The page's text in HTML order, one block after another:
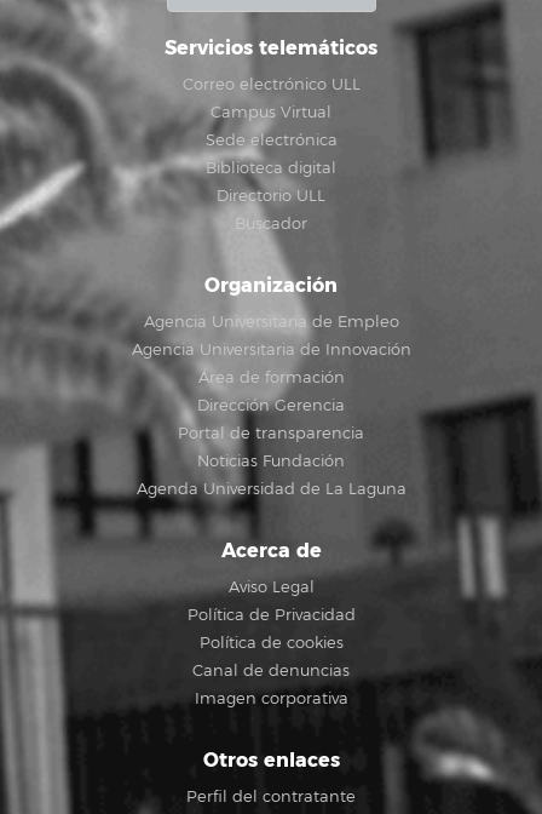
Servicios telemáticos
Correo electrónico ULL
Campus Virtual
Sede electrónica
Biblioteca digital
Directorio ULL
Buscador
Organización
Agencia Universitaria de Empleo
Agencia Universitaria de Innovación
Área de formación
Dirección Gerencia
Portal de transparencia
Noticias Fundación
Agenda Universidad de La Laguna
Acerca de
Aviso Legal
Política de Privacidad
Política de cookies
Canal de denuncias
Imagen corporativa
Otros enlaces
Perfil del contratante